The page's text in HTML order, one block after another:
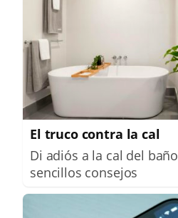
El truco contra la cal
Di adiós a la cal del
sencillos consejos